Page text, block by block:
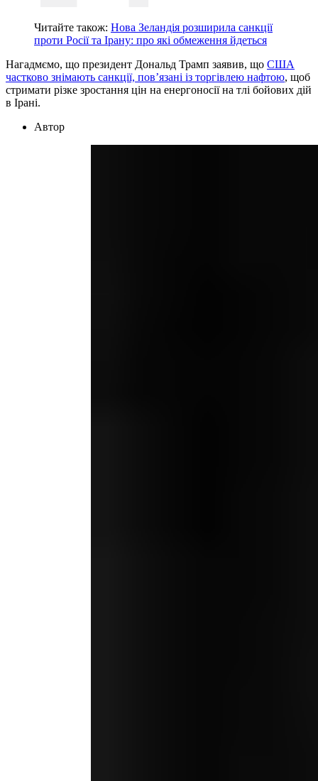
Читайте також: Нова Зеландія розширила санкції
проти Росії та Ірану: про які обмеження йдеться
Нагадмємо, що президент Дональд Трамп заявив, що США
частково знімають санкції, пов’язані із торгівлею нафтою, щоб
стримати різке зростання цін на енергоносії на тлі бойових дій
в Ірані.
Автор